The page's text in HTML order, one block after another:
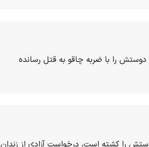
دوستش را با ضربه چاقو به قتل رسانده
دوستش را کشته است، درخواست آزادی از زندان